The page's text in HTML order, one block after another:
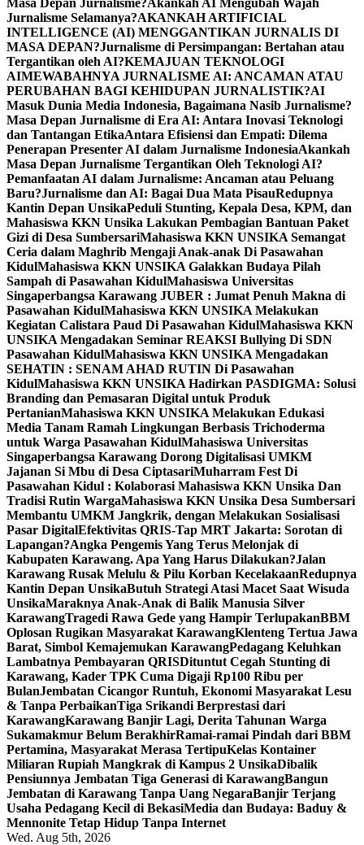
Masa Depan Jurnalisme?Akankah AI Mengubah Wajah
Jurnalisme Selamanya?AKANKAH ARTIFICIAL
INTELLIGENCE (AI) MENGGANTIKAN JURNALIS DI
MASA DEPAN?Jurnalisme di Persimpangan: Bertahan atau
Tergantikan oleh AI?KEMAJUAN TEKNOLOGI
AIMEWABAHNYA JURNALISME AI: ANCAMAN ATAU
PERUBAHAN BAGI KEHIDUPAN JURNALISTIK?AI
Masuk Dunia Media Indonesia, Bagaimana Nasib Jurnalisme?
Masa Depan Jurnalisme di Era AI: Antara Inovasi Teknologi
dan Tantangan EtikaAntara Efisiensi dan Empati: Dilema
Penerapan Presenter AI dalam Jurnalisme IndonesiaAkankah
Masa Depan Jurnalisme Tergantikan Oleh Teknologi AI?
Pemanfaatan AI dalam Jurnalisme: Ancaman atau Peluang
Baru?Jurnalisme dan AI: Bagai Dua Mata PisauRedupnya
Kantin Depan UnsikaPeduli Stunting, Kepala Desa, KPM, dan
Mahasiswa KKN Unsika Lakukan Pembagian Bantuan Paket
Gizi di Desa SumbersariMahasiswa KKN UNSIKA Semangat
Ceria dalam Maghrib Mengaji Anak-anak Di Pasawahan
KidulMahasiswa KKN UNSIKA Galakkan Budaya Pilah
Sampah di Pasawahan KidulMahasiswa Universitas
Singaperbangsa Karawang JUBER : Jumat Penuh Makna di
Pasawahan KidulMahasiswa KKN UNSIKA Melakukan
Kegiatan Calistara Paud Di Pasawahan KidulMahasiswa KKN
UNSIKA Mengadakan Seminar REAKSI Bullying Di SDN
Pasawahan KidulMahasiswa KKN UNSIKA Mengadakan
SEHATIN : SENAM AHAD RUTIN Di Pasawahan
KidulMahasiswa KKN UNSIKA Hadirkan PASDIGMA: Solusi
Branding dan Pemasaran Digital untuk Produk
PertanianMahasiswa KKN UNSIKA Melakukan Edukasi
Media Tanam Ramah Lingkungan Berbasis Trichoderma
untuk Warga Pasawahan KidulMahasiswa Universitas
Singaperbangsa Karawang Dorong Digitalisasi UMKM
Jajanan Si Mbu di Desa CiptasariMuharram Fest Di
Pasawahan Kidul : Kolaborasi Mahasiswa KKN Unsika Dan
Tradisi Rutin WargaMahasiswa KKN Unsika Desa Sumbersari
Membantu UMKM Jangkrik, dengan Melakukan Sosialisasi
Pasar DigitalEfektivitas QRIS-Tap MRT Jakarta: Sorotan di
Lapangan?Angka Pengemis Yang Terus Melonjak di
Kabupaten Karawang. Apa Yang Harus Dilakukan?Jalan
Karawang Rusak Melulu & Pilu Korban KecelakaanRedupnya
Kantin Depan UnsikaButuh Strategi Atasi Macet Saat Wisuda
UnsikaMaraknya Anak-Anak di Balik Manusia Silver
KarawangTragedi Rawa Gede yang Hampir TerlupakanBBM
Oplosan Rugikan Masyarakat KarawangKlenteng Tertua Jawa
Barat, Simbol Kemajemukan KarawangPedagang Keluhkan
Lambatnya Pembayaran QRISDituntut Cegah Stunting di
Karawang, Kader TPK Cuma Digaji Rp100 Ribu per
BulanJembatan Cicangor Runtuh, Ekonomi Masyarakat Lesu
& Tanpa PerbaikanTiga Srikandi Berprestasi dari
KarawangKarawang Banjir Lagi, Derita Tahunan Warga
Sukamakmur Belum BerakhirRamai-ramai Pindah dari BBM
Pertamina, Masyarakat Merasa TertipuKelas Kontainer
Miliaran Rupiah Mangkrak di Kampus 2 UnsikaDibalik
Pensiunnya Jembatan Tiga Generasi di KarawangBangun
Jembatan di Karawang Tanpa Uang NegaraBanjir Terjang
Usaha Pedagang Kecil di BekasiMedia dan Budaya: Baduy &
Mennonite Tetap Hidup Tanpa Internet
Wed. Aug 5th, 2026